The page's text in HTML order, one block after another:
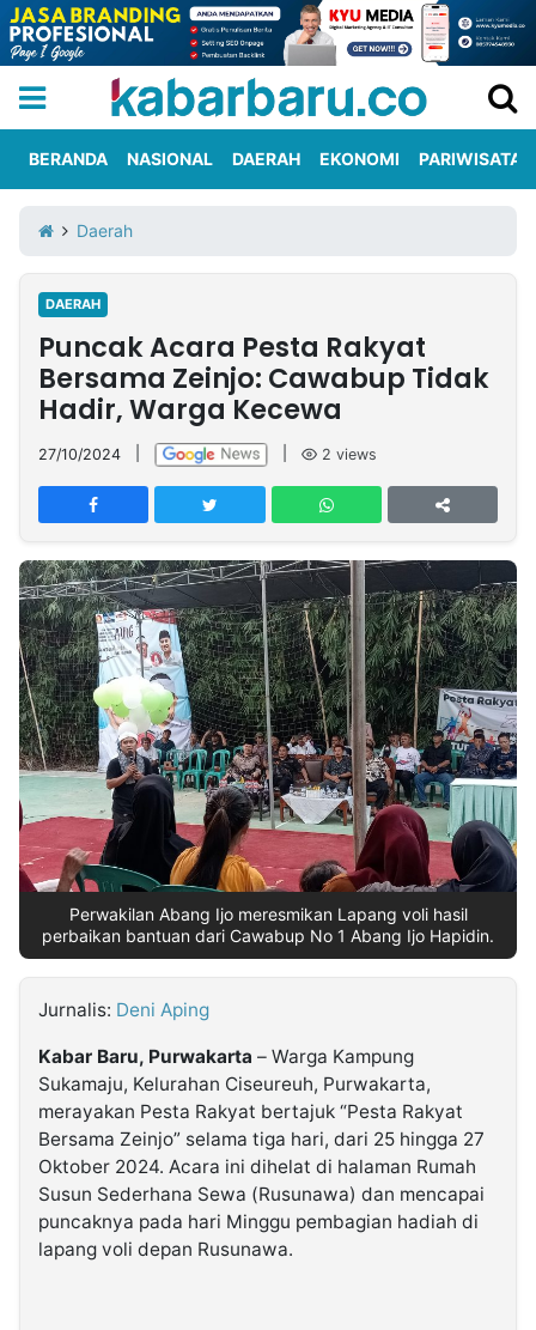
Iklan
Berita
Kami
Nasional
International
Olahraga
Entertainment
Daerah
Pariwisata
Kuliner
Kolom
Network
PT
TREETAN
INDONESIA
Partner
Insight
NTB
Suara
Time
Lens
IDN
Daily
Jogja
Jalan
Rakyat
Idealita
News
Kita
Notice
Dinamikapost.com
Radar
Baru
Seedbacklink
Follow
Kabarbaru
Kabarbaru.co
2026
Kabarbaru
BERANDA NASIONAL DAERAH EKONOMI PARIWISATA
Daerah
DAERAH
Puncak Acara Pesta Rakyat
Bersama Zeinjo: Cawabup Tidak
Hadir, Warga Kecewa
27/10/2024 2 views
Perwakilan Abang Ijo meresmikan Lapang voli hasil
perbaikan bantuan dari Cawabup No 1 Abang Ijo Hapidin.
Jurnalis: Deni Aping
Kabar Baru, Purwakarta – Warga Kampung
Sukamaju, Kelurahan Ciseureuh, Purwakarta,
merayakan Pesta Rakyat bertajuk “Pesta Rakyat
Bersama Zeinjo” selama tiga hari, dari 25 hingga 27
Oktober 2024. Acara ini dihelat di halaman Rumah
Susun Sederhana Sewa (Rusunawa) dan mencapai
puncaknya pada hari Minggu pembagian hadiah di
lapang voli depan Rusunawa.